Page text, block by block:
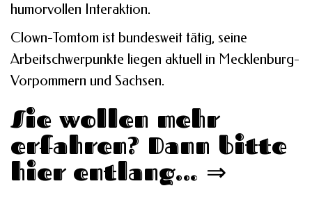
humorvollen Interaktion.
Clown-Tomtom ist bundesweit tätig, seine
Arbeitschwerpunkte liegen aktuell in Mecklenburg-
Vorpommern und Sachsen.
Sie wollen mehr
erfahren? Dann bitte
hier entlang… ⇒